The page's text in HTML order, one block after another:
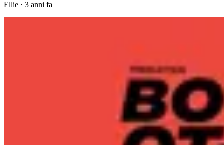
Ellie · 3 anni fa